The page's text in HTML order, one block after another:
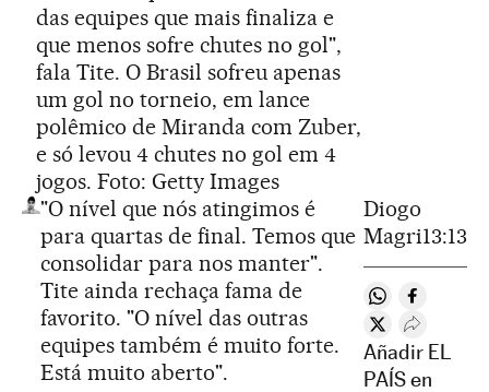
das equipes que mais finaliza e
que menos sofre chutes no gol",
fala Tite. O Brasil sofreu apenas
um gol no torneio, em lance
polêmico de Miranda com Zuber,
e só levou 4 chutes no gol em 4
jogos. Foto: Getty Images
"O nível que nós atingimos é
para quartas de final. Temos que
consolidar para nos manter".
Tite ainda rechaça fama de
favorito. "O nível das outras
equipes também é muito forte.
Está muito aberto".
Diogo
Magri13:13
Compartir en
Compartir en
Añadir EL
PAÍS en